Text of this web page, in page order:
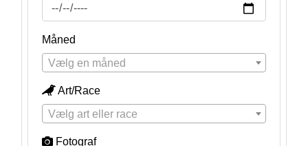
Måned
Vælg en måned
Art/Race
Vælg art eller race
Fotograf